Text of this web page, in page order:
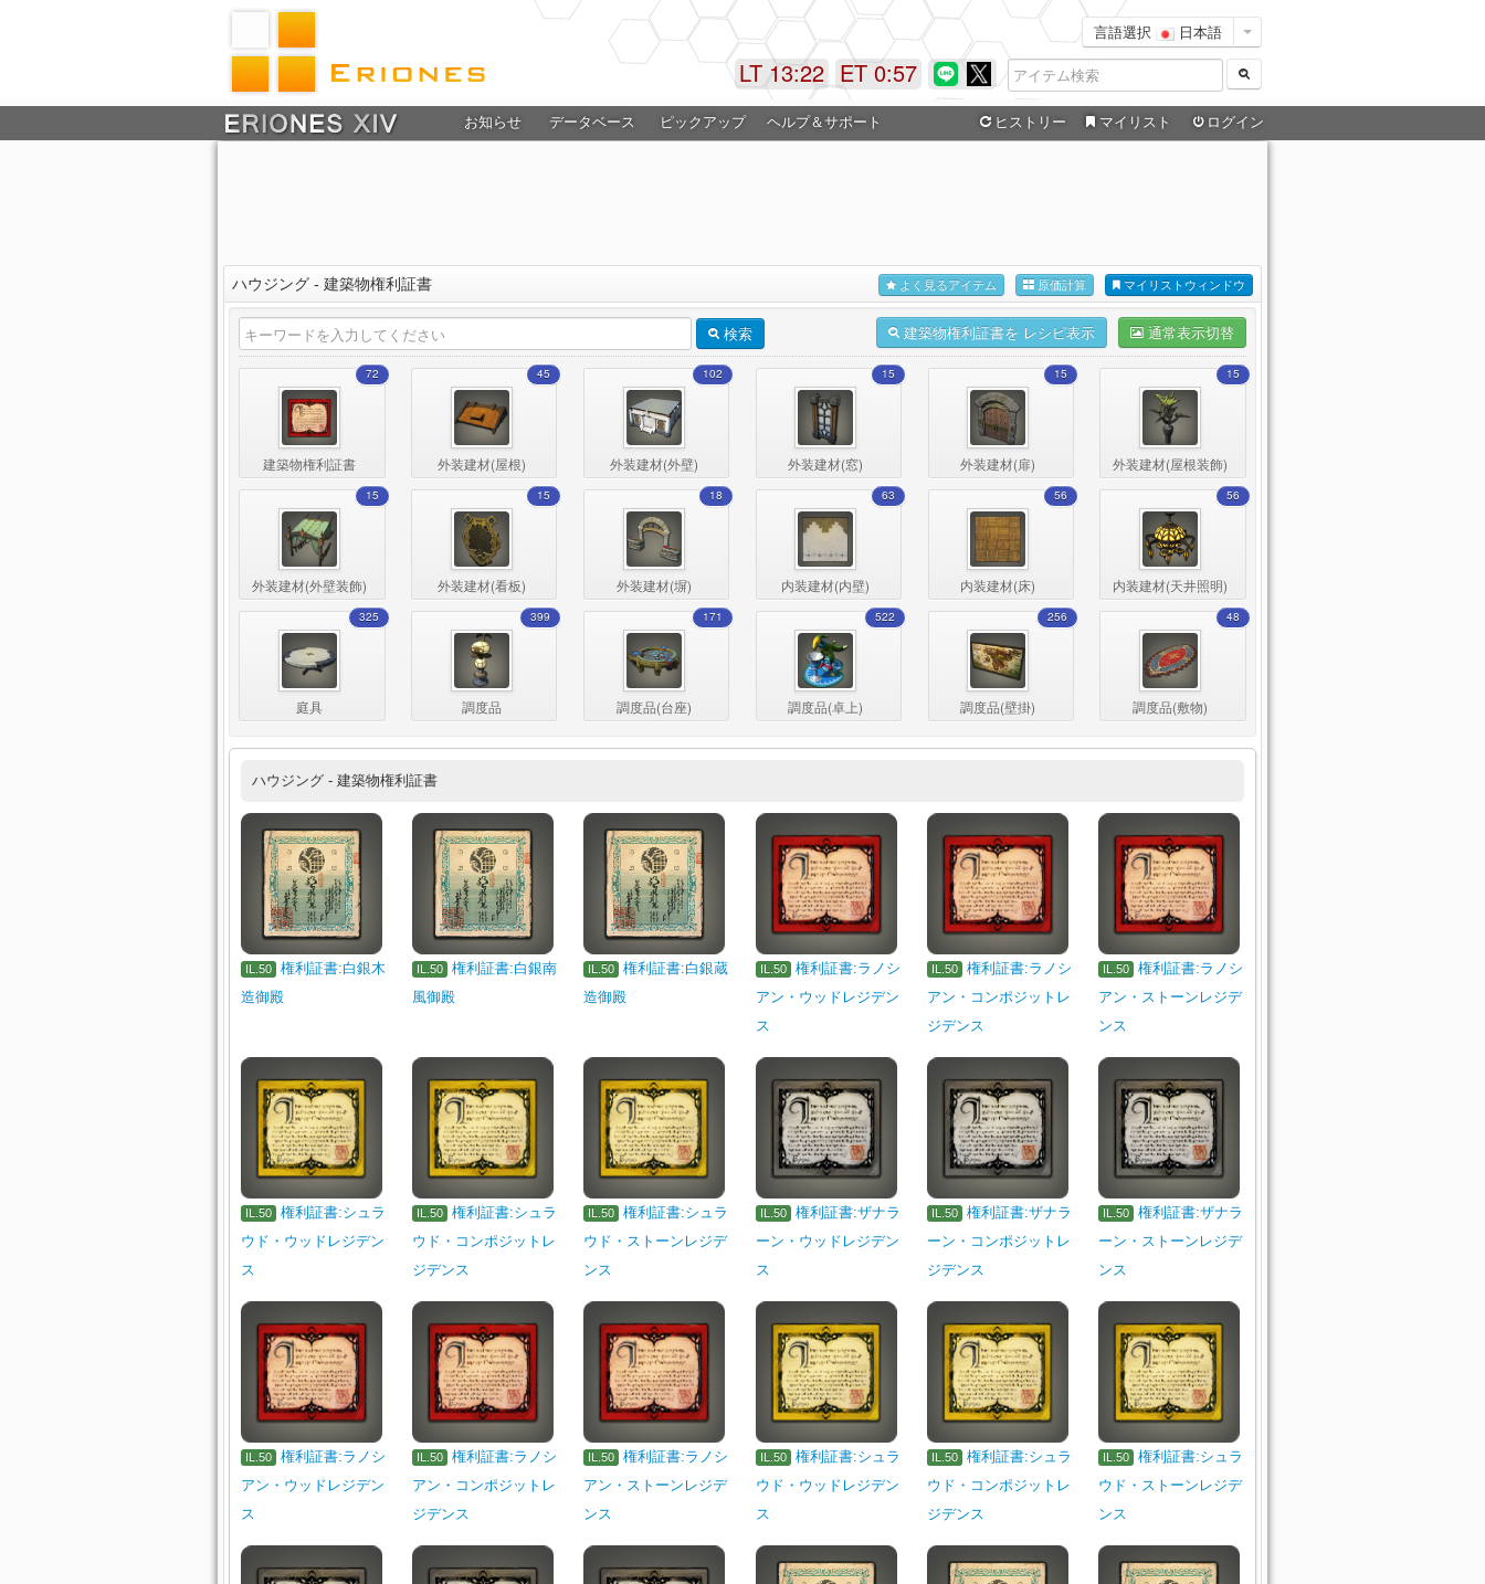
言語選択 日本語
ET 0:57
LT 13:22
お知らせ データベース ピックアップ ヘルプ＆サポート ヒストリー マイリスト ログイン
ハウジング - 建築物権利証書 マイリストウィンドウ
原価計算
よく見るアイテム
検索 通常表示切替
建築物権利証書を レシピ表示
建築物権利証書
72
外装建材(屋根)
45
外装建材(外壁)
102
外装建材(窓)
15
外装建材(扉)
15
外装建材(屋根装飾)
15
外装建材(外壁装飾)
15
外装建材(看板)
15
外装建材(塀)
18
内装建材(内壁)
63
内装建材(床)
56
内装建材(天井照明)
56
庭具
325
調度品
399
調度品(台座)
171
調度品(卓上)
522
調度品(壁掛)
256
調度品(敷物)
48
ハウジング - 建築物権利証書
IL.50
権利証書:白銀木
造御殿
IL.50
権利証書:白銀南
風御殿
IL.50
権利証書:白銀蔵
造御殿
IL.50
権利証書:ラノシ
アン・ウッドレジデン
ス
IL.50
権利証書:ラノシ
アン・コンポジットレ
ジデンス
IL.50
権利証書:ラノシ
アン・ストーンレジデ
ンス
IL.50
権利証書:シュラ
ウド・ウッドレジデン
ス
IL.50
権利証書:シュラ
ウド・コンポジットレ
ジデンス
IL.50
権利証書:シュラ
ウド・ストーンレジデ
ンス
IL.50
権利証書:ザナラ
ーン・ウッドレジデン
ス
IL.50
権利証書:ザナラ
ーン・コンポジットレ
ジデンス
IL.50
権利証書:ザナラ
ーン・ストーンレジデ
ンス
IL.50
権利証書:ラノシ
アン・ウッドレジデン
ス
IL.50
権利証書:ラノシ
アン・コンポジットレ
ジデンス
IL.50
権利証書:ラノシ
アン・ストーンレジデ
ンス
IL.50
権利証書:シュラ
ウド・ウッドレジデン
ス
IL.50
権利証書:シュラ
ウド・コンポジットレ
ジデンス
IL.50
権利証書:シュラ
ウド・ストーンレジデ
ンス